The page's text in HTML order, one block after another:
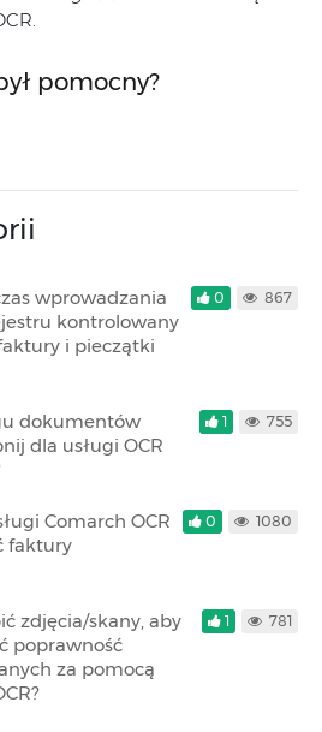
pomocny?
wprowadzania
kontrolowany
i pieczątki
0 867
dokumentów
dla usługi OCR
1 755
Comarch OCR
faktury
0 1080
zdjęcia/skany, aby
poprawność
za pomocą
1 781